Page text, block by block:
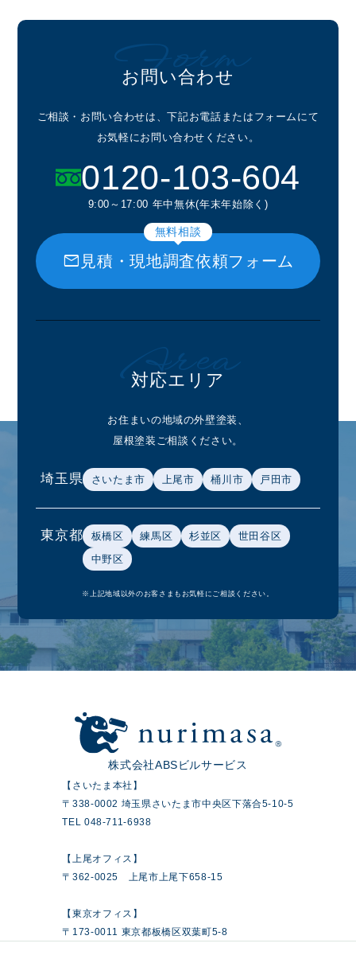
お問い合わせ
Form
ご相談・お問い合わせは、下記お電話またはフォームにて
お気軽にお問い合わせください。
0120-103-604
9:00～17:00 年中無休(年末年始除く)
無料相談
mail 見積・現地調査依頼フォーム
対応エリア
Area
お住まいの地域の外壁塗装、
屋根塗装ご相談ください。
埼玉県 さいたま市 上尾市 桶川市 戸田市
東京都 板橋区 練馬区 杉並区
世田谷区
中野区
※上記地域以外のお客さまもお気軽にご相談ください。
株式会社ABSビルサービス
【さいたま本社】
〒338-0002 埼玉県さいたま市中央区下落合5-10-5
TEL 048-711-6938
【上尾オフィス】
〒362-0025 上尾市上尾下658-15
【東京オフィス】
〒173-0011 東京都板橋区双葉町5-8